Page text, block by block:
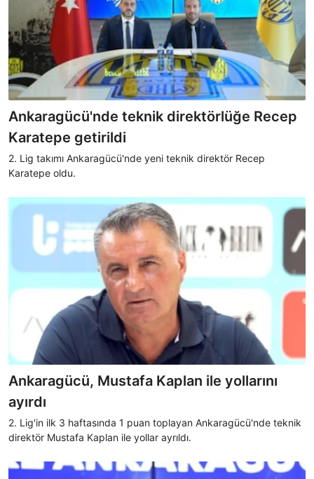
Ankaragücü'nde teknik direktörlüğe Recep
Karatepe getirildi
2. Lig takımı Ankaragücü'nde yeni teknik direktör Recep
Karatepe oldu.
Ankaragücü, Mustafa Kaplan ile yollarını
ayırdı
2. Lig'in ilk 3 haftasında 1 puan toplayan Ankaragücü'nde teknik
direktör Mustafa Kaplan ile yollar ayrıldı.